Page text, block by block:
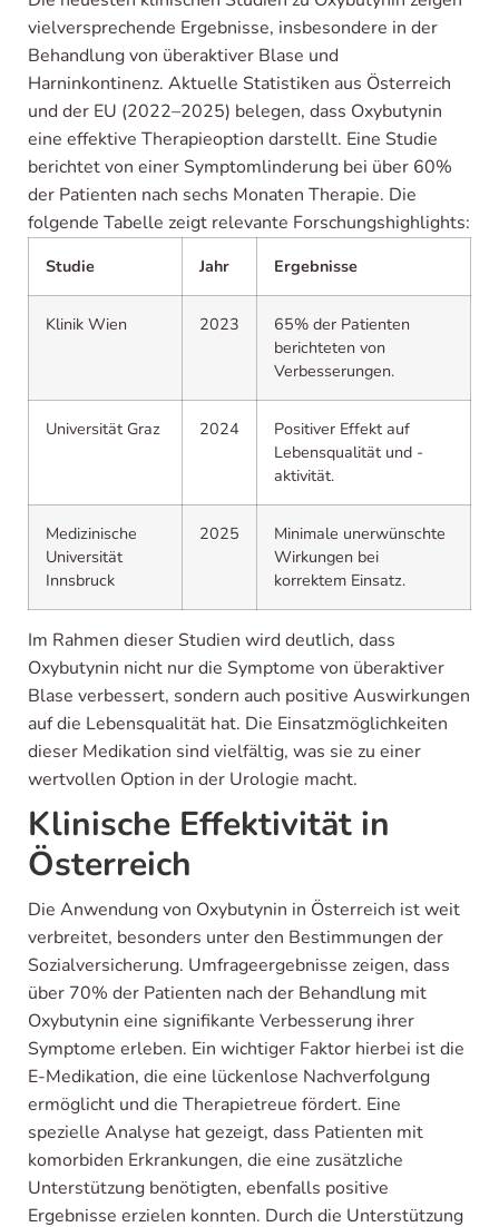
vielversprechende Ergebnisse, insbesondere in der
Behandlung von überaktiver Blase und
Harninkontinenz. Aktuelle Statistiken aus Österreich
und der EU (2022–2025) belegen, dass Oxybutynin
eine effektive Therapieoption darstellt. Eine Studie
berichtet von einer Symptomlinderung bei über 60%
der Patienten nach sechs Monaten Therapie. Die
folgende Tabelle zeigt relevante Forschungshighlights:
Studie Jahr Ergebnisse
Klinik Wien 2023
65% der Patienten
berichteten von
Verbesserungen.
Universität Graz 2024
Positiver Effekt auf
Lebensqualität und -
aktivität.
Medizinische
Universität
Innsbruck
2025
Minimale unerwünschte
Wirkungen bei
korrektem Einsatz.
Im Rahmen dieser Studien wird deutlich, dass
Oxybutynin nicht nur die Symptome von überaktiver
Blase verbessert, sondern auch positive Auswirkungen
auf die Lebensqualität hat. Die Einsatzmöglichkeiten
dieser Medikation sind vielfältig, was sie zu einer
wertvollen Option in der Urologie macht.
Klinische Effektivität in
Österreich
Die Anwendung von Oxybutynin in Österreich ist weit
verbreitet, besonders unter den Bestimmungen der
Sozialversicherung. Umfrageergebnisse zeigen, dass
über 70% der Patienten nach der Behandlung mit
Oxybutynin eine signifikante Verbesserung ihrer
Symptome erleben. Ein wichtiger Faktor hierbei ist die
E-Medikation, die eine lückenlose Nachverfolgung
ermöglicht und die Therapietreue fördert. Eine
spezielle Analyse hat gezeigt, dass Patienten mit
komorbiden Erkrankungen, die eine zusätzliche
Unterstützung benötigten, ebenfalls positive
Ergebnisse erzielen konnten. Durch die Unterstützung